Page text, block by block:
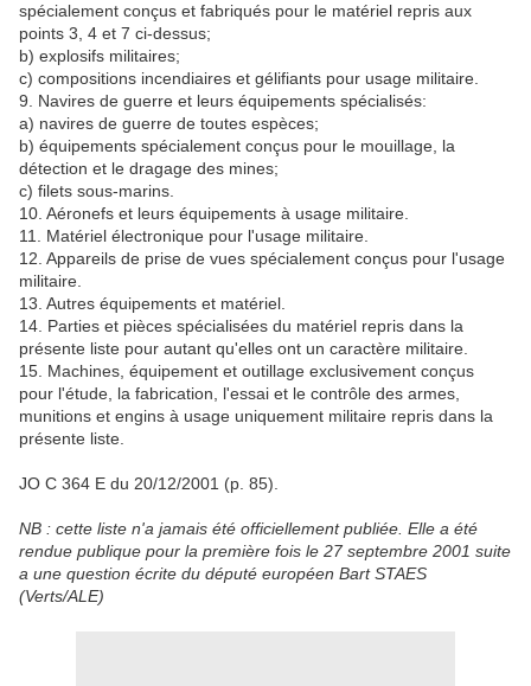
spécialement conçus et fabriqués pour le matériel repris aux
points 3, 4 et 7 ci-dessus;
b) explosifs militaires;
c) compositions incendiaires et gélifiants pour usage militaire.
9. Navires de guerre et leurs équipements spécialisés:
a) navires de guerre de toutes espèces;
b) équipements spécialement conçus pour le mouillage, la
détection et le dragage des mines;
c) filets sous-marins.
10. Aéronefs et leurs équipements à usage militaire.
11. Matériel électronique pour l'usage militaire.
12. Appareils de prise de vues spécialement conçus pour l'usage
militaire.
13. Autres équipements et matériel.
14. Parties et pièces spécialisées du matériel repris dans la
présente liste pour autant qu'elles ont un caractère militaire.
15. Machines, équipement et outillage exclusivement conçus
pour l'étude, la fabrication, l'essai et le contrôle des armes,
munitions et engins à usage uniquement militaire repris dans la
présente liste.
JO C 364 E du 20/12/2001 (p. 85).
NB : cette liste n'a jamais été officiellement publiée. Elle a été
rendue publique pour la première fois le 27 septembre 2001 suite
a une question écrite du député européen Bart STAES
(Verts/ALE)